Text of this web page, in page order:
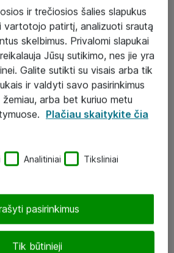
verslui
ir trečiosios šalies slapukus
vartotojo patirtį, analizuoti srautą
skelbimus. Privalomi slapukai
Jūsų sutikimo, nes jie yra
Galite sutikti su visais arba tik
ir valdyti savo pasirinkimus
arba bet kuriuo metu
Plačiau skaitykite čia
Analitiniai Tiksliniai
Tik būtinieji
pasirinkimus